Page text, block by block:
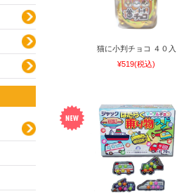
猫に小判チョコ ４０入
¥519(税込)